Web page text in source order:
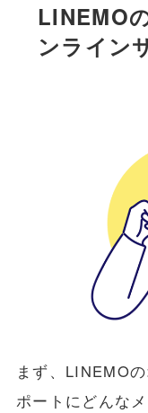
LINEMO
ンライン
まず、LINEMO
ポートにどんな